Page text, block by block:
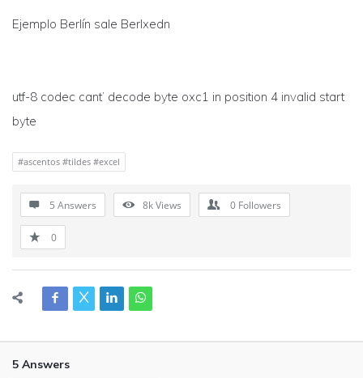
Ejemplo Berlín sale Berlxedn
utf-8 codec cant’ decode byte oxc1 in position 4 invalid start
byte
#ascentos #tildes #excel
5 Answers 8kViews 0 Followers
0
5 Answers